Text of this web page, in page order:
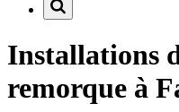
Installations
remorque à